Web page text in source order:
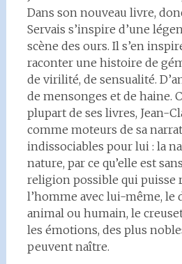
Dans son nouveau livre,
Servais s’inspire d’une
scène des ours. Il s’en
raconter une histoire de
de virilité, de sensualité.
de mensonges et de haine.
plupart de ses livres, Jean-
comme moteurs de sa
indissociables pour lui : la
nature, par ce qu’elle est
religion possible qui puisse
l’homme avec lui-même, le
animal ou humain, le
les émotions, des plus
peuvent naître.